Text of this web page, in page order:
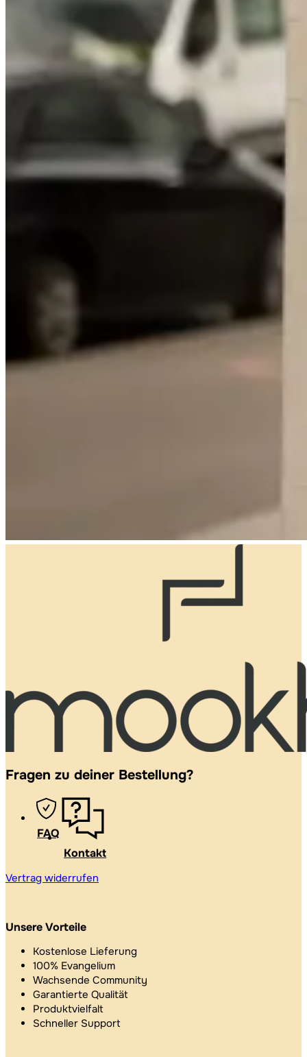
Fragen zu deiner Bestellung?
FAQ
Kontakt
Vertrag widerrufen
Unsere Vorteile
Kostenlose Lieferung
100% Evangelium
Wachsende Community
Garantierte Qualität
Produktvielfalt
Schneller Support